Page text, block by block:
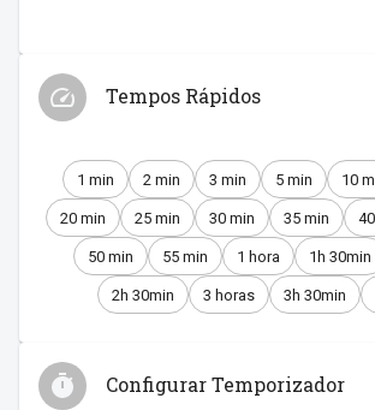
Tempos Rápidos
1 min 2 min 3 min 5 min 10
20 min 25 min 30 min 35 min
50 min 55 min 1 hora 1h 30min
2h 30min 3 horas 3h 30min
Configurar Temporizador